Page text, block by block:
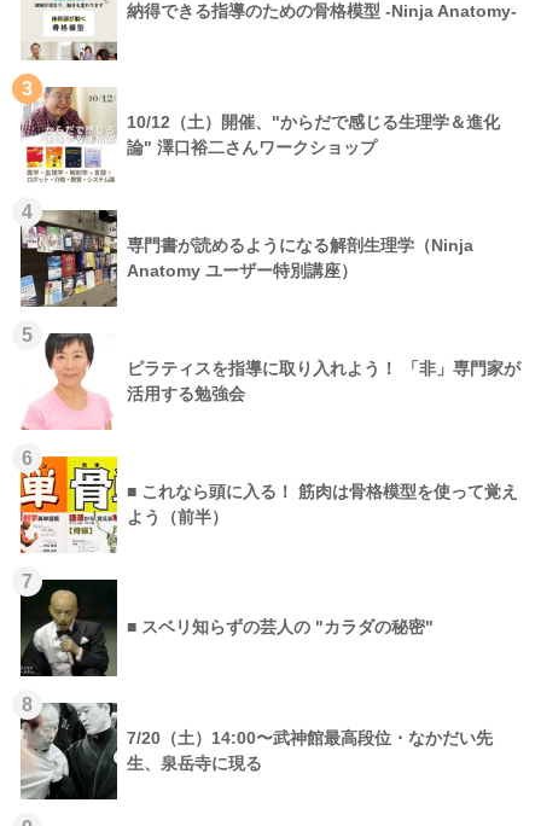
納得できる指導のための骨格模型 -Ninja Anatomy-
3
10/12（土）開催、"からだで感じる生理学＆進化
論" 澤口裕二さんワークショップ
4
専門書が読めるようになる解剖生理学（Ninja
Anatomy ユーザー特別講座）
5
ピラティスを指導に取り入れよう！ 「非」専門家が
活用する勉強会
6
■ これなら頭に入る！ 筋肉は骨格模型を使って覚え
よう（前半）
7
■ スベリ知らずの芸人の "カラダの秘密"
8
7/20（土）14:00〜武神館最高段位・なかだい先
生、泉岳寺に現る